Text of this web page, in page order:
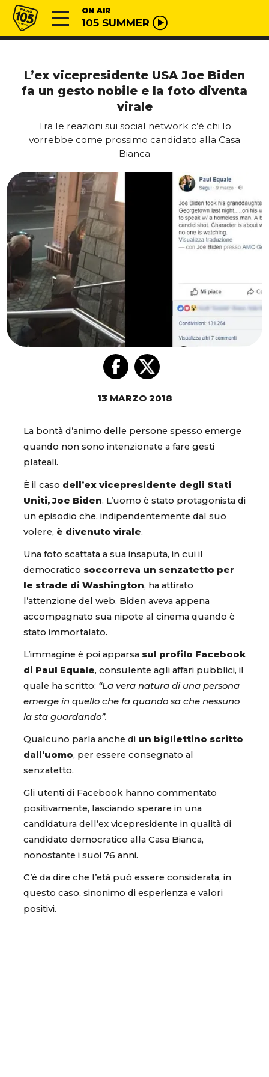
Vai al contenuto
Radio 105 ON AIR
105 SUMMER
L’ex vicepresidente USA Joe Biden
fa un gesto nobile e la foto diventa
virale
Tra le reazioni sui social network c’è chi lo
vorrebbe come prossimo candidato alla Casa
Bianca
13 MARZO 2018
La bontà d’animo delle persone spesso emerge
quando non sono intenzionate a fare gesti
plateali.
È il caso dell’ex vicepresidente degli Stati
Uniti, Joe Biden. L’uomo è stato protagonista di
un episodio che, indipendentemente dal suo
volere, è divenuto virale.
Una foto scattata a sua insaputa, in cui il
democratico soccorreva un senzatetto per
le strade di Washington, ha attirato
l’attenzione del web. Biden aveva appena
accompagnato sua nipote al cinema quando è
stato immortalato.
L’immagine è poi apparsa sul profilo Facebook
di Paul Equale, consulente agli affari pubblici, il
quale ha scritto: “La vera natura di una persona
emerge in quello che fa quando sa che nessuno
la sta guardando”.
Qualcuno parla anche di un bigliettino scritto
dall’uomo, per essere consegnato al
senzatetto.
Gli utenti di Facebook hanno commentato
positivamente, lasciando sperare in una
candidatura dell’ex vicepresidente in qualità di
candidato democratico alla Casa Bianca,
nonostante i suoi 76 anni.
C’è da dire che l’età può essere considerata, in
questo caso, sinonimo di esperienza e valori
positivi.